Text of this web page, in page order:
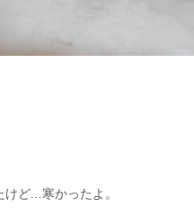
ど…寒かったよ。